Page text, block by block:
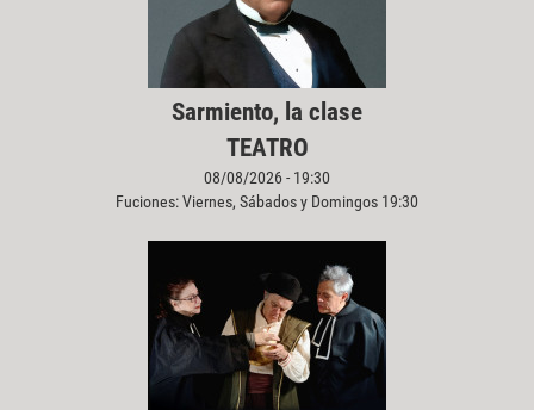
Sarmiento, la clase
TEATRO
08/08/2026 - 19:30
Fuciones: Viernes, Sábados y Domingos 19:30